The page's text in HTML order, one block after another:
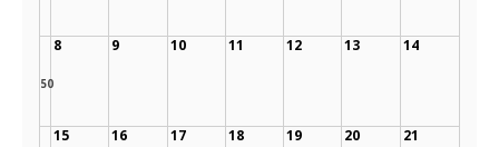
50
8 9 10 11 12 13 14
15 16 17 18 19 20 21